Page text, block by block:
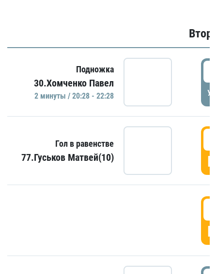
Подножка
30.Хомченко Павел
2 минуты / 20:28 - 22:28
Гол в равенстве
77.Гуськов Матвей(10)